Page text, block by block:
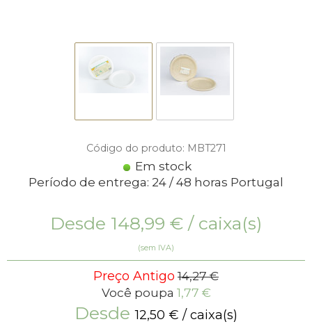
Código do produto: MBT271
Em stock
Período de entrega: 24 / 48 horas Portugal
Desde 148,99 € / caixa(s)
(sem IVA)
Preço Antigo 14,27 €
Você poupa 1,77 €
Desde 12,50 € / caixa(s)